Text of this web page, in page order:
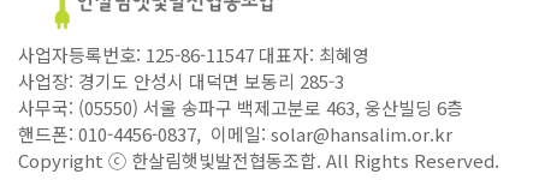
사업자등록번호: 125-86-11547 대표자: 최혜영
사업장: 경기도 안성시 대덕면 보동리 285-3
사무국: (05550) 서울 송파구 백제고분로 463, 웅산빌딩 6층
핸드폰: 010-4456-0837, 이메일: solar@hansalim.or.kr
Copyright ⓒ 한살림햇빛발전협동조합. All Rights Reserved.